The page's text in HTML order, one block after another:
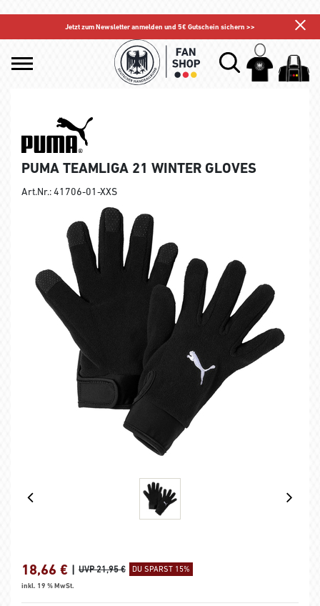
Jetzt zum Newsletter anmelden und 5€ Gutschein sichern >>
PUMA TEAMLIGA 21 WINTER GLOVES
Art.Nr.: 41706-01-XXS
18,66 € | UVP 21,95 € DU SPARST 15%
inkl. 19 % MwSt.